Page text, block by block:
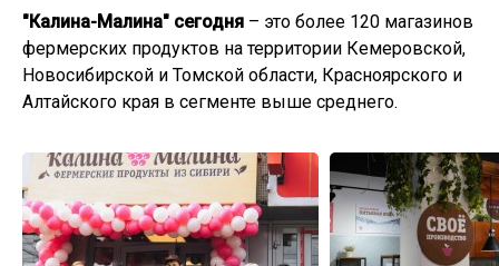
"Калина-Малина" сегодня – это более 120 магазинов
фермерских продуктов на территории Кемеровской,
Новосибирской и Томской области, Красноярского и
Алтайского края в сегменте выше среднего.